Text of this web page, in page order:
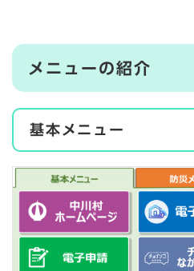
メニューの紹介
基本メニュー